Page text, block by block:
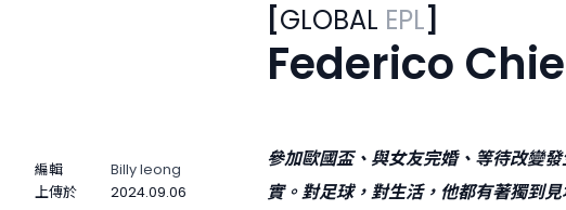
[GLOBAL EPL]
Federico
編輯
Billy Ieong
上傳於
2024.09.06
參加歐國盃、與女友完婚、等待改變
實。對足球，對生活，他都有著獨到